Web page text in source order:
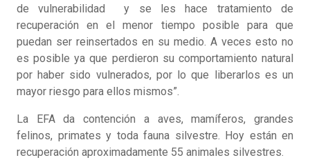
de vulnerabilidad y se les hace tratamiento de
recuperación en el menor tiempo posible para que
puedan ser reinsertados en su medio. A veces esto no
es posible ya que perdieron su comportamiento natural
por haber sido vulnerados, por lo que liberarlos es un
mayor riesgo para ellos mismos”.
La EFA da contención a aves, mamíferos, grandes
felinos, primates y toda fauna silvestre. Hoy están en
recuperación aproximadamente 55 animales silvestres.